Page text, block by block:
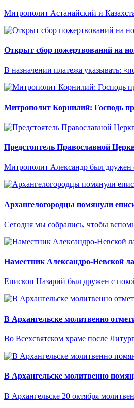
Митрополит Астанайский и
Открыт сбор пожертвований на
В назначении платежа указывать:
Митрополит Корнилий: Господь
Предстоятель Православной
Митрополит Александр был дружен
Архангелогородцы помянули
Сегодня мы собрались, чтобы
Наместник Александро-Невской
Епископ Назарий был дружен с
В Архангельске молитвенно
Во Всехсвятском храме после
В Архангельске молитвенно
В Архангельске 20 октября